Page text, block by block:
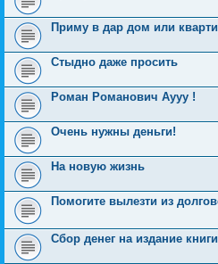
Приму в дар дом или
Стыдно даже просить
Роман Романович Аууу !
Очень нужны деньги!
На новую жизнь
Помогите вылезти из
Сбор денег на издание книги